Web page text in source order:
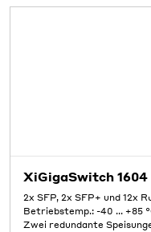
XiGigaSwitch 1604
2x SFP, 2x SFP+ und 12x
Betriebstemp.: -40 ... +85
Zwei redundante